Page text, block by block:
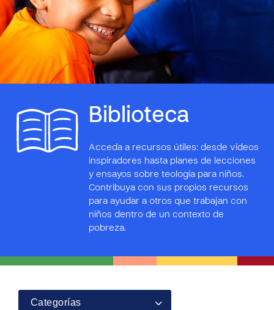
Biblioteca
Acceda a recursos útiles: desde videos
inspiradores hasta planes de lecciones
y ensayos sobre teología para niños.
Contribuya con sus propios recursos
para ayudar a otros que trabajan con
niños dentro de un contexto de
pobreza.
Categorías